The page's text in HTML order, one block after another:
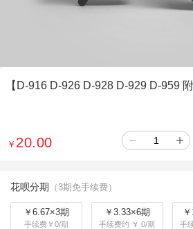
【D-916 D-926 D-928 D-929 D-959 附
￥ 20.00
花呗分期 （3期免手续费）
￥6.67×3期
手续费￥0/期
￥3.33×6期
手续费约 ￥ 0/期 手